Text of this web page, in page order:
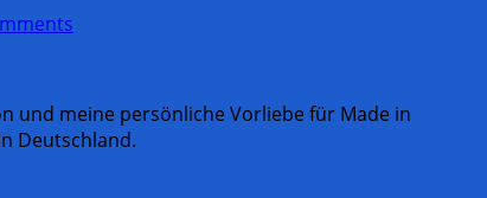
und meine persönliche Vorliebe für Made in
Deutschland.